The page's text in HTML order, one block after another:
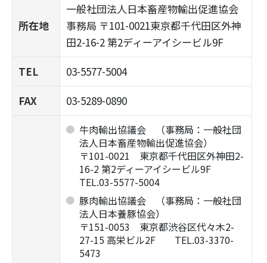
所在地
一般社団法人日本畜産物輸出促進協会
事務局 〒101-0021東京都千代田区外神
田2-16-2 第2ディーアイシービル9F
TEL
03-5577-5004
FAX
03-5289-0890
牛肉輸出協議会 （事務局：一般社団
法人日本畜産物輸出促進協会）
〒101-0021 東京都千代田区外神田2-
16-2 第2ディーアイシービル9F
TEL.03-5577-5004
豚肉輸出協議会 （事務局：一般社団
法人日本養豚協会）
〒151-0053 東京都渋谷区代々木2-
27-15 高栄ビル2F TEL.03-3370-
5473